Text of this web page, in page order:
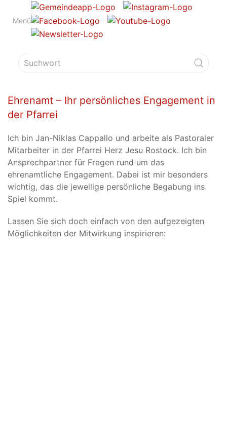
Menü
Ehrenamt – Ihr persönliches Engagement in
der Pfarrei
Ich bin Jan-Niklas Cappallo und arbeite als Pastoraler
Mitarbeiter in der Pfarrei Herz Jesu Rostock. Ich bin
Ansprechpartner für Fragen rund um das
ehrenamtliche Engagement. Dabei ist mir besonders
wichtig, das die jeweilige persönliche Begabung ins
Spiel kommt.
Lassen Sie sich doch einfach von den aufgezeigten
Möglichkeiten der Mitwirkung inspirieren: